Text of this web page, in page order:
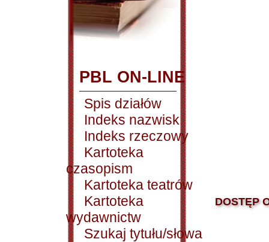
PBL ON-LINE
Spis działów
Indeks nazwisk
Indeks rzeczowy
Kartoteka
czasopism
Kartoteka teatrów
Kartoteka
wydawnictw
Szukaj tytułu/słowa
DOSTĘP